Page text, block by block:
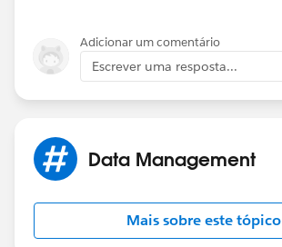
Adicionar um comentário
Escrever uma resposta...
Data Management
Mais sobre este tópico